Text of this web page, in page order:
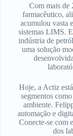
Com mais de
farmacêutico,
acumulou vasta
sistemas LIMS.
indústria de
uma solução
Hoje, a Actiz
segmentos
ambiente.
automação e
Conecte-se com
dos